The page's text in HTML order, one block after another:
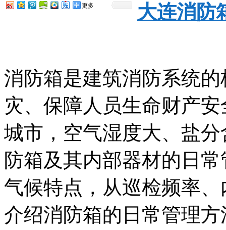
更多 大连消防
消防箱是建筑消防系统
灾、保障人员生命财产
城市，空气湿度大、盐
防箱及其内部器材的日
气候特点，从巡检频率
介绍消防箱的日常管理方